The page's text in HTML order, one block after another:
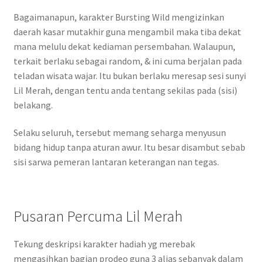
Bagaimanapun, karakter Bursting Wild mengizinkan
daerah kasar mutakhir guna mengambil maka tiba dekat
mana melulu dekat kediaman persembahan. Walaupun,
terkait berlaku sebagai random, & ini cuma berjalan pada
teladan wisata wajar. Itu bukan berlaku meresap sesi sunyi
Lil Merah, dengan tentu anda tentang sekilas pada (sisi)
belakang.
Selaku seluruh, tersebut memang seharga menyusun
bidang hidup tanpa aturan awur. Itu besar disambut sebab
sisi sarwa pemeran lantaran keterangan nan tegas.
Pusaran Percuma Lil Merah
Tekung deskripsi karakter hadiah yg merebak
mengasihkan bagian prodeo guna 3 alias sebanyak dalam